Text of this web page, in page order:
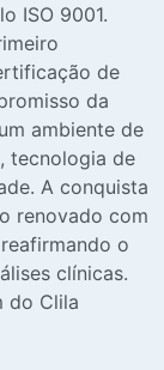
ISO 9001.
de
da
ambiente de
tecnologia de
A conquista
renovado com
o
clínicas.
do Clila